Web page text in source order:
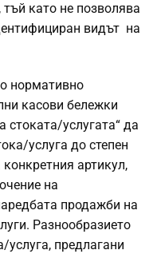
тъй като не позволява
видът на
нормативно
касови бележки
стоката/услугата“ да
услуга до степен
артикул,
на
продажби на
Разнообразието
услуга, предлагани